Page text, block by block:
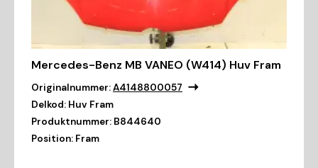
Mercedes-Benz MB VANEO (W414) Huv Fram
Originalnummer:A4148800057
Delkod: Huv Fram
Produktnummer: B844640
Position: Fram